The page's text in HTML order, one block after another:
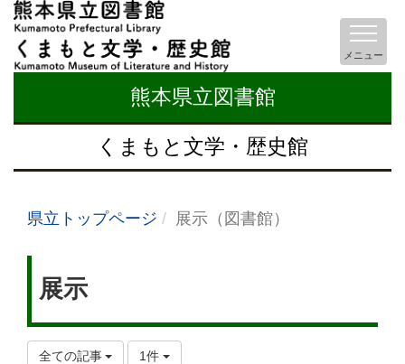
熊本県立図書館
くまもと文学・歴史館
メニュー
県立トップページ 展示（図書館）
展示
全ての記事 1件